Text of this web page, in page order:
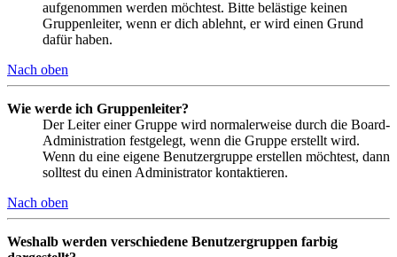
aufgenommen werden möchtest. Bitte belästige keinen
Gruppenleiter, wenn er dich ablehnt, er wird einen Grund
dafür haben.
Nach oben
Wie werde ich Gruppenleiter?
Der Leiter einer Gruppe wird normalerweise durch die Board-
Administration festgelegt, wenn die Gruppe erstellt wird.
Wenn du eine eigene Benutzergruppe erstellen möchtest, dann
solltest du einen Administrator kontaktieren.
Nach oben
Weshalb werden verschiedene Benutzergruppen farbig